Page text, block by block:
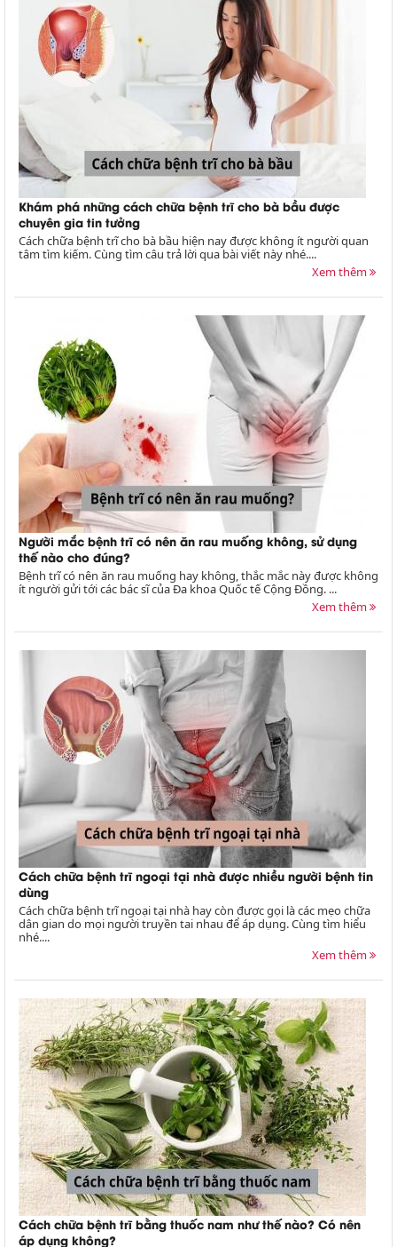
Khám phá những cách chữa bệnh trĩ cho bà bầu được
chuyên gia tin tưởng
Cách chữa bệnh trĩ cho bà bầu hiện nay được không ít người quan
tâm tìm kiếm. Cùng tìm câu trả lời qua bài viết này nhé....
Xem thêm
Người mắc bệnh trĩ có nên ăn rau muống không, sử dụng
thế nào cho đúng?
Bệnh trĩ có nên ăn rau muống hay không, thắc mắc này được không
ít người gửi tới các bác sĩ của Đa khoa Quốc tế Cộng Đồng. ...
Xem thêm
Cách chữa bệnh trĩ ngoại tại nhà được nhiều người bệnh tin
dùng
Cách chữa bệnh trĩ ngoại tại nhà hay còn được gọi là các mẹo chữa
dân gian do mọi người truyền tai nhau để áp dụng. Cùng tìm hiểu
nhé....
Xem thêm
Cách chữa bệnh trĩ bằng thuốc nam như thế nào? Có nên
áp dụng không?